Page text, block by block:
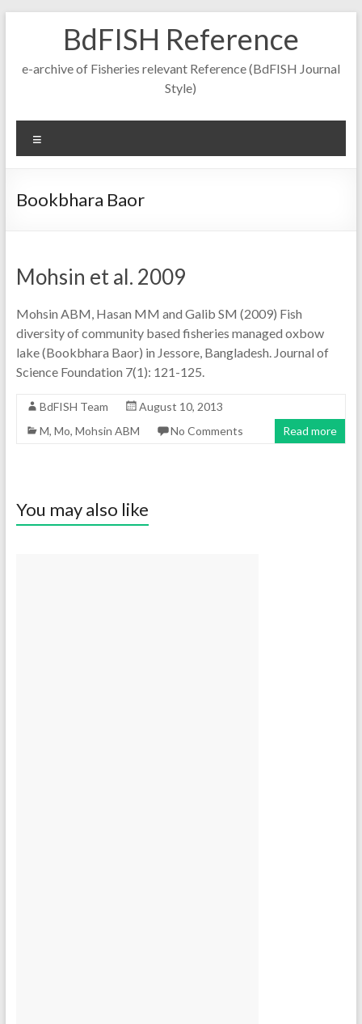
BdFISH Reference
e-archive of Fisheries relevant Reference (BdFISH Journal
Style)
Bookbhara Baor
Mohsin et al. 2009
Mohsin ABM, Hasan MM and Galib SM (2009) Fish
diversity of community based fisheries managed oxbow
lake (Bookbhara Baor) in Jessore, Bangladesh. Journal of
Science Foundation 7(1): 121-125.
BdFISH Team
August 10, 2013
M, Mo, Mohsin ABM No Comments Read more
You may also like